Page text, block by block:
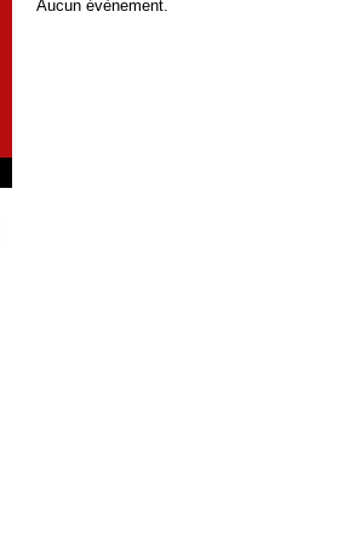
Aucun évènement.